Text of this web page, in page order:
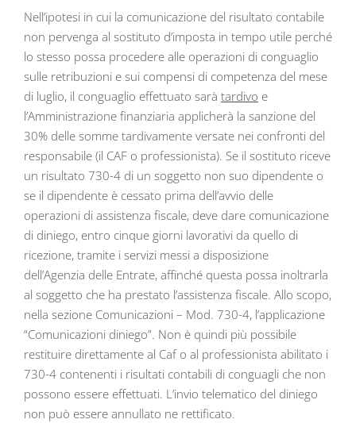
Nell’ipotesi in cui la comunicazione del risultato contabile
non pervenga al sostituto d’imposta in tempo utile perché
lo stesso possa procedere alle operazioni di conguaglio
sulle retribuzioni e sui compensi di competenza del mese
di luglio, il conguaglio effettuato sarà tardivo e
l’Amministrazione finanziaria applicherà la sanzione del
30% delle somme tardivamente versate nei confronti del
responsabile (il CAF o professionista). Se il sostituto riceve
un risultato 730-4 di un soggetto non suo dipendente o
se il dipendente è cessato prima dell’avvio delle
operazioni di assistenza fiscale, deve dare comunicazione
di diniego, entro cinque giorni lavorativi da quello di
ricezione, tramite i servizi messi a disposizione
dell’Agenzia delle Entrate, affinché questa possa inoltrarla
al soggetto che ha prestato l’assistenza fiscale. Allo scopo,
nella sezione Comunicazioni – Mod. 730-4, l’applicazione
“Comunicazioni diniego”. Non è quindi più possibile
restituire direttamente al Caf o al professionista abilitato i
730-4 contenenti i risultati contabili di conguagli che non
possono essere effettuati. L’invio telematico del diniego
non può essere annullato ne rettificato.